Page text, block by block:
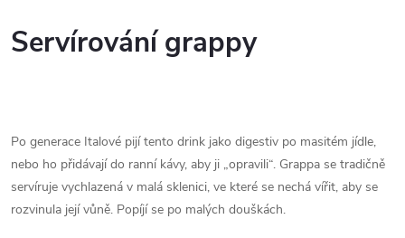
Servírování grappy
Po generace Italové pijí tento drink jako digestiv po masitém jídle,
nebo ho přidávají do ranní kávy, aby ji „opravili“. Grappa se tradičně
servíruje vychlazená v malá sklenici, ve které se nechá vířit, aby se
rozvinula její vůně. Popíjí se po malých douškách.